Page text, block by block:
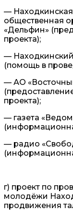
— Находкинская
общественная
«Дельфин»
проекта);
—
(помощь в
— АО
проекта);
— газета
— радио
г) проект по
молодёжи
продвижения